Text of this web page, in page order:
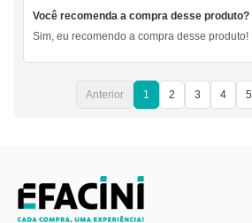
Você recomenda a compra desse produto?
Sim, eu recomendo a compra desse produto!
Anterior 1 2 3 4 5